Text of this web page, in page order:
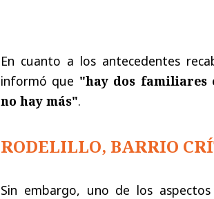
En cuanto a los antecedentes
informó que "hay dos familiares
no hay más".
RODELILLO, BARRIO
Sin embargo, uno de los